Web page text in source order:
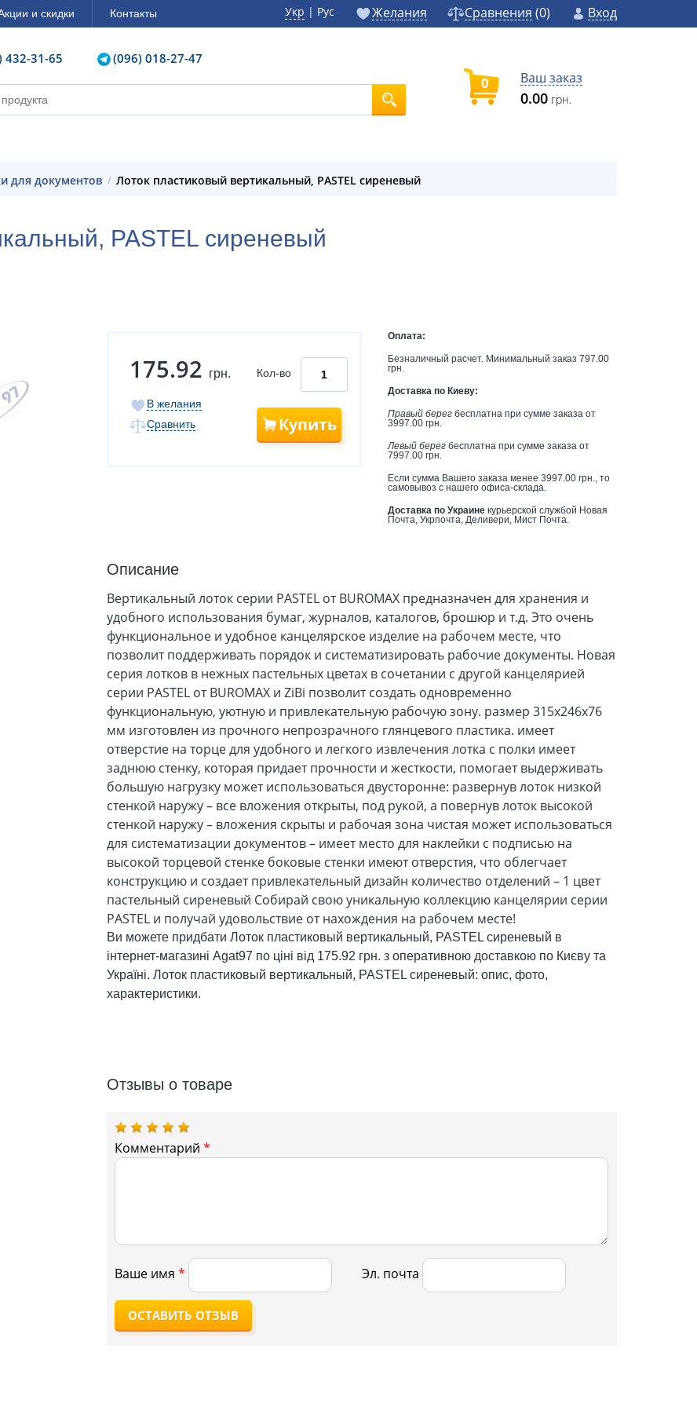
и скидки Контакты Укр | Рус Желания Сравнения (0) Вход
432-31-65 (096) 018-27-47
0 Ваш заказ
0.00грн.
для документов Лоток пластиковый вертикальный, PASTEL сиреневый
PASTEL сиреневый
175.92 грн.
В желания
Сравнить
Кол-во
Купить
Оплата:
Безналичный расчет. Минимальный заказ 797.00
грн.
Доставка по Киеву:
Правый берегбесплатна при сумме заказа от
3997.00 грн.
Левый берегбесплатна при сумме заказа от
7997.00 грн.
Если сумма Вашего заказа менее 3997.00 грн., то
самовывоз с нашего офиса-склада.
Доставка по Украинекурьерской службой Новая
Почта, Укрпочта, Деливери, Мист Почта.
Описание
Вертикальный лоток серии PASTEL от BUROMAX предназначен для хранения и
удобного использования бумаг, журналов, каталогов, брошюр и т.д. Это очень
функциональное и удобное канцелярское изделие на рабочем месте, что
позволит поддерживать порядок и систематизировать рабочие документы. Новая
серия лотков в нежных пастельных цветах в сочетании с другой канцелярией
серии PASTEL от BUROMAX и ZiBi позволит создать одновременно
функциональную, уютную и привлекательную рабочую зону. размер 315х246х76
мм изготовлен из прочного непрозрачного глянцевого пластика. имеет
отверстие на торце для удобного и легкого извлечения лотка с полки имеет
заднюю стенку, которая придает прочности и жесткости, помогает выдерживать
большую нагрузку может использоваться двусторонне: развернув лоток низкой
стенкой наружу – все вложения открыты, под рукой, а повернув лоток высокой
стенкой наружу – вложения скрыты и рабочая зона чистая может использоваться
для систематизации документов – имеет место для наклейки с подписью на
высокой торцевой стенке боковые стенки имеют отверстия, что облегчает
конструкцию и создает привлекательный дизайн количество отделений – 1 цвет
пастельный сиреневый Собирай свою уникальную коллекцию канцелярии серии
PASTEL и получай удовольствие от нахождения на рабочем месте!
Ви можете придбати Лоток пластиковый вертикальный, PASTEL сиреневый в
інтернет-магазині Agat97 по ціні від 175.92 грн. з оперативною доставкою по Києву та
Україні. Лоток пластиковый вертикальный, PASTEL сиреневый: опис, фото,
характеристики.
Отзывы о товаре
Комментарий*
Ваше имя* Эл. почта
ОСТАВИТЬ ОТЗЫВ